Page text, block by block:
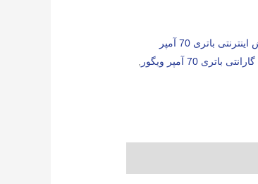
فروش اینترنتی باتری 70 آمپر
گارانتی باتری 70 آمپر ویگور